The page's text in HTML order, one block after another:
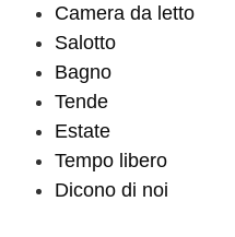
Camera da letto
Salotto
Bagno
Tende
Estate
Tempo libero
Dicono di noi